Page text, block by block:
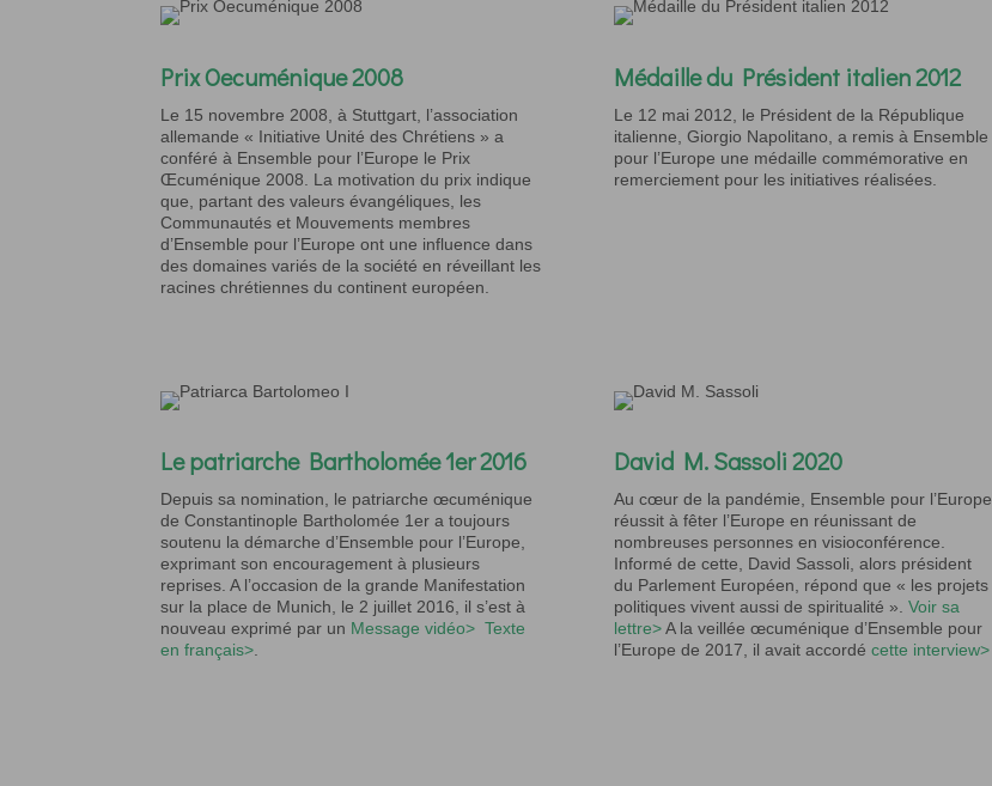
Prix Oecuménique 2008
Le 15 novembre 2008, à Stuttgart, l’association
allemande « Initiative Unité des Chrétiens » a
conféré à Ensemble pour l’Europe le Prix
Œcuménique 2008. La motivation du prix indique
que, partant des valeurs évangéliques, les
Communautés et Mouvements membres
d’Ensemble pour l’Europe ont une influence dans
des domaines variés de la société en réveillant les
racines chrétiennes du continent européen.
Médaille du Président italien 2012
Le 12 mai 2012, le Président de la République
italienne, Giorgio Napolitano, a remis à Ensemble
pour l’Europe une médaille commémorative en
remerciement pour les initiatives réalisées.
Le patriarche Bartholomée 1er 2016
Depuis sa nomination, le patriarche œcuménique
de Constantinople Bartholomée 1er a toujours
soutenu la démarche d’Ensemble pour l’Europe,
exprimant son encouragement à plusieurs
reprises. A l’occasion de la grande Manifestation
sur la place de Munich, le 2 juillet 2016, il s’est à
nouveau exprimé par un Message vidéo> Texte
en français>.
David M. Sassoli 2020
Au cœur de la pandémie, Ensemble pour l’Europe
réussit àfêter l’Europe en réunissant de
nombreuses personnes en visioconférence.
Informé de cette, David Sassoli, alors président
du Parlement Européen, répond que « les projets
politiques vivent aussi de spiritualité ». Voir sa
lettre>A la veillée œcuménique d’Ensemble pour
l’Europe de 2017, il avait accordé cette interview>